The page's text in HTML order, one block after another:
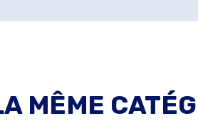
MÊME